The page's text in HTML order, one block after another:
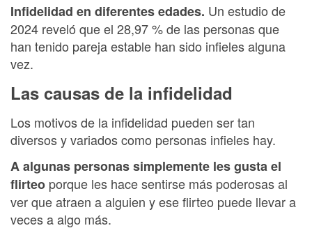
Infidelidad en diferentes edades. Un estudio de
2024 reveló que el 28,97 % de las personas que
han tenido pareja estable han sido infieles alguna
vez.
Las causas de la infidelidad
Los motivos de la infidelidad pueden ser tan
diversos y variados como personas infieles hay.
A algunas personas simplemente les gusta el
flirteo porque les hace sentirse más poderosas al
ver que atraen a alguien y ese flirteo puede llevar a
veces a algo más.